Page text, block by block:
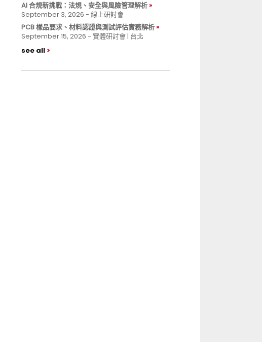
AI 合規新挑戰：法規、安全與風險管理解析
September 3, 2026 - 線上研討會
PCB 樣品要求、材料認證與測試評估實務解析
September 15, 2026 - 實體研討會 | 台北
see all